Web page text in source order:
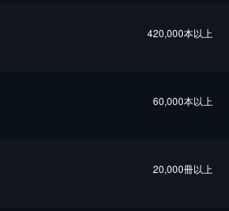
420,000本以上
60,000本以上
20,000冊以上